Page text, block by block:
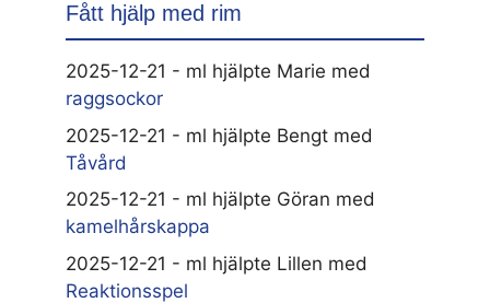
Fått hjälp med rim
2025-12-21 - ml hjälpte Marie med
raggsockor
2025-12-21 - ml hjälpte Bengt med
Tåvård
2025-12-21 - ml hjälpte Göran med
kamelhårskappa
2025-12-21 - ml hjälpte Lillen med
Reaktionsspel